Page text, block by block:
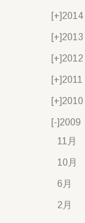
[+]2014
[+]2013
[+]2012
[+]2011
[+]2010
[-]2009
11月
10月
6月
2月